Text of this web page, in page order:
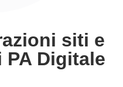
siti e
Digitale